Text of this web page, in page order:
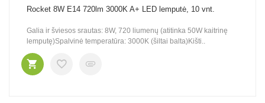
Rocket 8W E14 720lm 3000K A+ LED lemputė, 10 vnt.
Galia ir šviesos srautas: 8W, 720 liumenų (atitinka 50W kaitrinę
lemputę)Spalvinė temperatūra: 3000K (šiltai balta)Kišti..